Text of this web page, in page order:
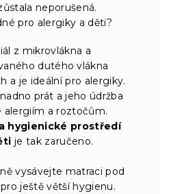
neporušená.
pro alergiky a děti?
z mikrovlákna a
dutého vlákna
a je ideální pro alergiky.
prát a jeho údržba
alergiím a roztočům.
hygienické prostředí
je tak zaručeno.
vysávejte matraci pod
ještě větší hygienu.